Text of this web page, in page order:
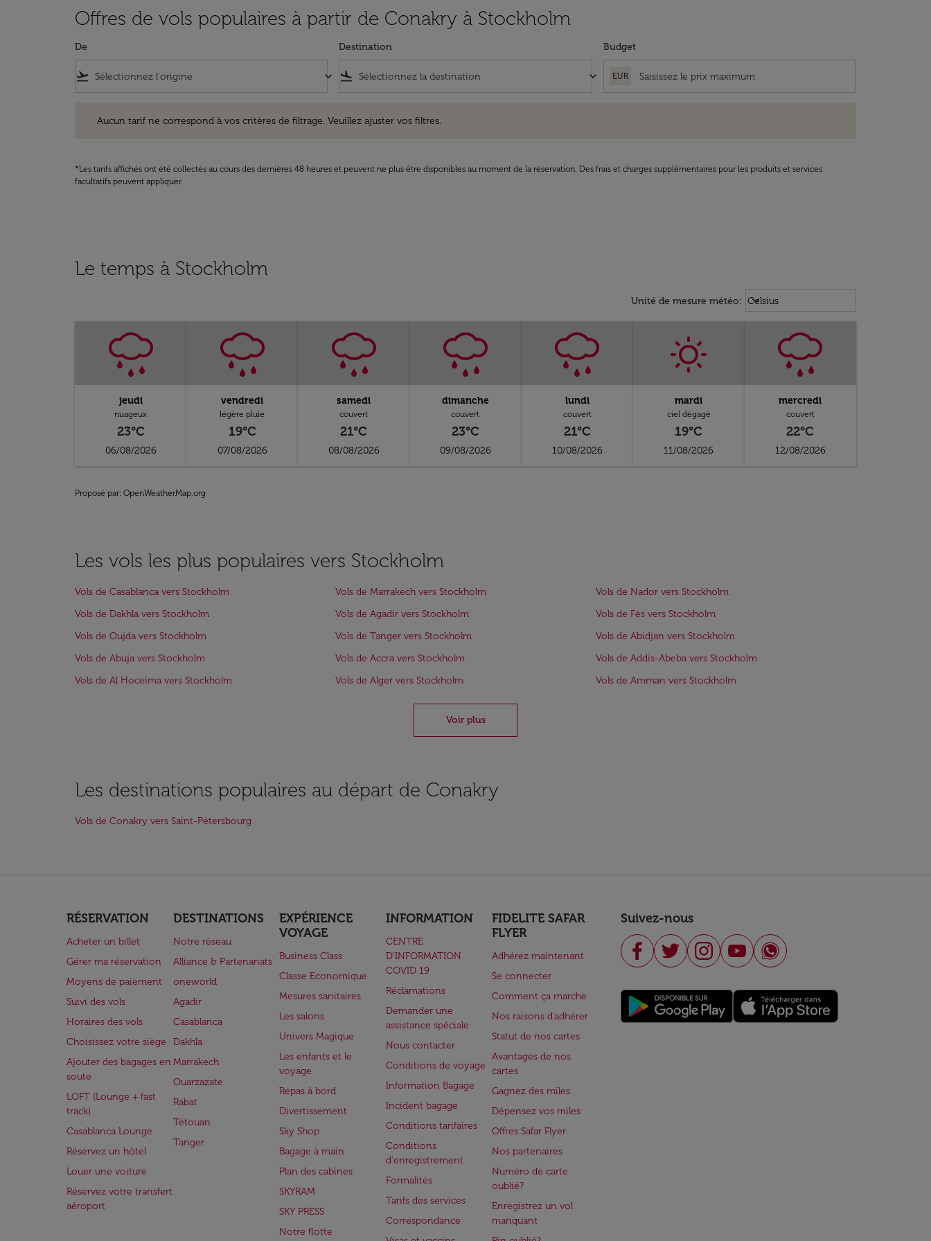
Offres de vols populaires à partir de Conakry à Stockholm
De
flight_takeoff keyboard_arrow_down
Destination
flight_land keyboard_arrow_down
Budget
EUR
Aucun tarif ne correspond à vos critères de filtrage. Veuillez ajuster vos filtres.
*Les tarifs affichés ont été collectés au cours des dernières 48 heures et peuvent ne plus être disponibles au moment de la réservation. Des frais et charges supplémentaires pour les produits et services
facultatifs peuvent appliquer.
Le temps à Stockholm
Unité de mesure météo: Weather unit option Celsius
Celsius
keyboard_arrow_down
jeudi
nuageux
23°C
06/08/2026
vendredi
légère pluie
19°C
07/08/2026
samedi
couvert
21°C
08/08/2026
dimanche
couvert
23°C
09/08/2026
lundi
couvert
21°C
10/08/2026
mardi
ciel dégagé
19°C
11/08/2026
mercredi
couvert
22°C
12/08/2026
Proposé par: OpenWeatherMap.org
Les vols les plus populaires vers Stockholm
Vols de Casablanca vers Stockholm Vols de Marrakech vers Stockholm
Vols de Nador vers Stockholm
Vols de Dakhla vers Stockholm
Vols de Agadir vers Stockholm
Vols de Fès vers Stockholm
Vols de Oujda vers Stockholm
Vols de Tanger vers Stockholm
Vols de Abidjan vers Stockholm
Vols de Abuja vers Stockholm
Vols de Accra vers Stockholm
Vols de Addis-Abeba vers Stockholm
Vols de Al Hoceïma vers Stockholm
Vols de Alger vers Stockholm Vols de Amman vers Stockholm
Voir plus
Les destinations populaires au départ de Conakry
Vols de Conakry vers Saint-Pétersbourg
RÉSERVATION
Acheter un billet
Gérer ma réservation
Moyens de paiement
Suivi des vols
Horaires des vols
Choisissez votre siège
Ajouter des bagages en
soute
LOFT (Lounge + fast
track)
Casablanca Lounge
Réservez un hôtel
Louer une voiture
Réservez votre transfert
aéroport
DESTINATIONS
Notre réseau
Alliance & Partenariats
oneworld
Agadir
Casablanca
Dakhla
Marrakech
Ouarzazate
Rabat
Tétouan
Tanger
EXPÉRIENCE
VOYAGE
Business Class
Classe Economique
Mesures sanitaires
Les salons
Univers Magique
Les enfants et le
voyage
Repas à bord
Divertissement
Sky Shop
Bagage à main
Plan des cabines
SKYRAM
SKY PRESS
Notre flotte
INFORMATION
CENTRE
D’INFORMATION
COVID 19
Réclamations
Demander une
assistance spéciale
Nous contacter
Conditions de voyage
Information Bagage
Incident bagage
Conditions tarifaires
Conditions
d'enregistrement
Formalités
Tarifs des services
Correspondance
FIDELITE SAFAR
FLYER
Adhérez maintenant
Se connecter
Comment ça marche
Nos raisons d'adhérer
Statut de nos cartes
Avantages de nos
cartes
Gagnez des miles
Dépensez vos miles
Offres Safar Flyer
Nos partenaires
Numéro de carte
oublié?
Enregistrez un vol
manquant
Suivez-nous